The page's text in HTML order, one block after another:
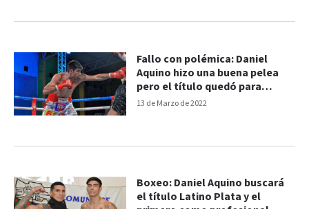
13 de Marzo de 2022
Fallo con polémica: Daniel
Aquino hizo una buena pelea
pero el título quedó para
Marcelo Sánchez
Boxeo: Daniel Aquino buscará
el título Latino Plata y el